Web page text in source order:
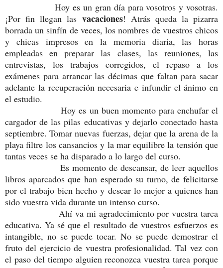
Hoy es un gran día para vosotros y vosotras.
¡Por fin llegan las vacaciones! Atrás queda la pizarra
borrada un sinfín de veces, los nombres de vuestros chicos
y chicas impresos en la memoria diaria, las horas
empleadas en preparar las clases, las reuniones, las
entrevistas, los trabajos corregidos, el repaso a los
exámenes para arrancar las décimas que faltan para sacar
adelante la recuperación necesaria e infundir el ánimo en
el estudio.
Hoy es un buen momento para enchufar el
cargador de las pilas educativas y dejarlo conectado hasta
septiembre. Tomar nuevas fuerzas, dejar que la arena de la
playa filtre los cansancios y la mar equilibre la tensión que
tantas veces se ha disparado a lo largo del curso.
Es momento de descansar, de leer aquellos
libros aparcados que han esperado su turno, de felicitarse
por el trabajo bien hecho y desear lo mejor a quienes han
sido vuestra vida durante un intenso curso.
Ahí va mi agradecimiento por vuestra tarea
educativa. Ya sé que el resultado de vuestros esfuerzos es
intangible, no se puede tocar. No se puede demostrar el
fruto del ejercicio de vuestra profesionalidad. Tal vez con
el paso del tiempo alguien reconozca vuestra tarea porque